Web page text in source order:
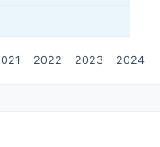
2022 2023 2024